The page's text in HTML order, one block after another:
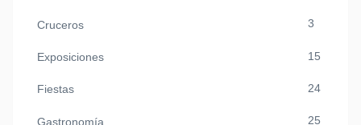
Cruceros 3
Exposiciones 15
Fiestas 24
Gastronomía 25